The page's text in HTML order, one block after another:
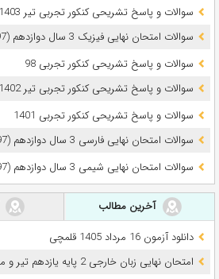
سوالات و پاسخ تشریحی کنکور تجربی تیر 1403 (نوبت دوم)
سوالات امتحان نهایی فیزیک 3 سال دوازدهم (1397 تا 1405)
سوالات و پاسخ تشریحی کنکور تجربی 98
سوالات و پاسخ تشریحی کنکور تجربی تیر 1402 (نوبت دوم)
سوالات و پاسخ تشریحی کنکور تجربی 1401
سوالات امتحان نهایی فارسی 3 سال دوازدهم (1397 تا 1405)
سوالات امتحان نهایی شیمی 3 سال دوازدهم (1397 تا 1405)
آخرین مطالب
دانلود آزمون 16 مرداد 1405 قلمچی
امتحان نهایی زبان خارجی 2 پایه یازدهم تیر و مرداد 1405 + فایل صوتی